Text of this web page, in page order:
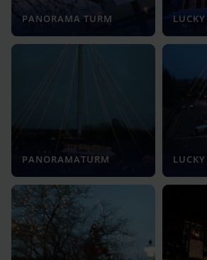
PANORAMA TURM
PANORAMATURM